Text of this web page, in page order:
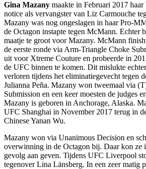
Gina Mazany maakte in Februari 2017
notice als vervangster van Liz Carmouche
Mazany was nog ongeslagen in haar Pro-
de Octagon instapte tegen McMann. Echter
maatje te groot voor Mazany. McMann
de eerste ronde via Arm-Triangle Choke
uit voor Xtreme Couture en probeerde in
de UFC binnen te komen. Dit mislukte
verloren tijdens het eliminatiegevecht tegen
Julianna Peña. Mazany won tweemaal via
Submission en een keer moesten de judges
Mazany is geboren in Anchorage, Alaska.
UFC Shanghai in November 2017 terug in
Chinese Yanan Wu.
Mazany won via Unanimous Decision en
overwinning in de Octagon bij. Daar kon ze
gevolg aan geven. Tijdens UFC Liverpool
tegenover Lina Länsberg. In een zeer matig